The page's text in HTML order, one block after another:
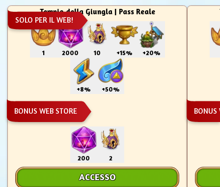
SOLO PER IL WEB!
Tempio della Giungla | Pass Reale
1 2000 10 +15% +20%
+8% +50%
BONUS WEB STORE
200 2
ACCESSO
BONUS